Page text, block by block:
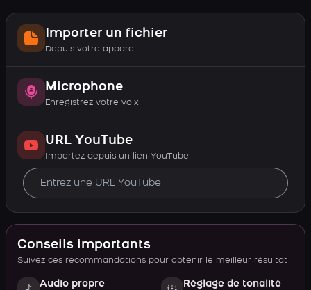
Importer un fichier
Depuis votre appareil
Microphone
Enregistrez votre voix
URL YouTube
Importez depuis un lien YouTube
Conseils importants
Suivez ces recommandations pour obtenir le meilleur résultat
Audio propre Réglage de tonalité